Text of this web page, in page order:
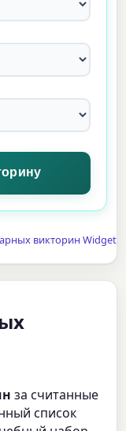
викторин Widget
за считанные
список